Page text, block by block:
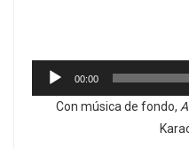
Reproductor
de
00:00
Con música de fondo,